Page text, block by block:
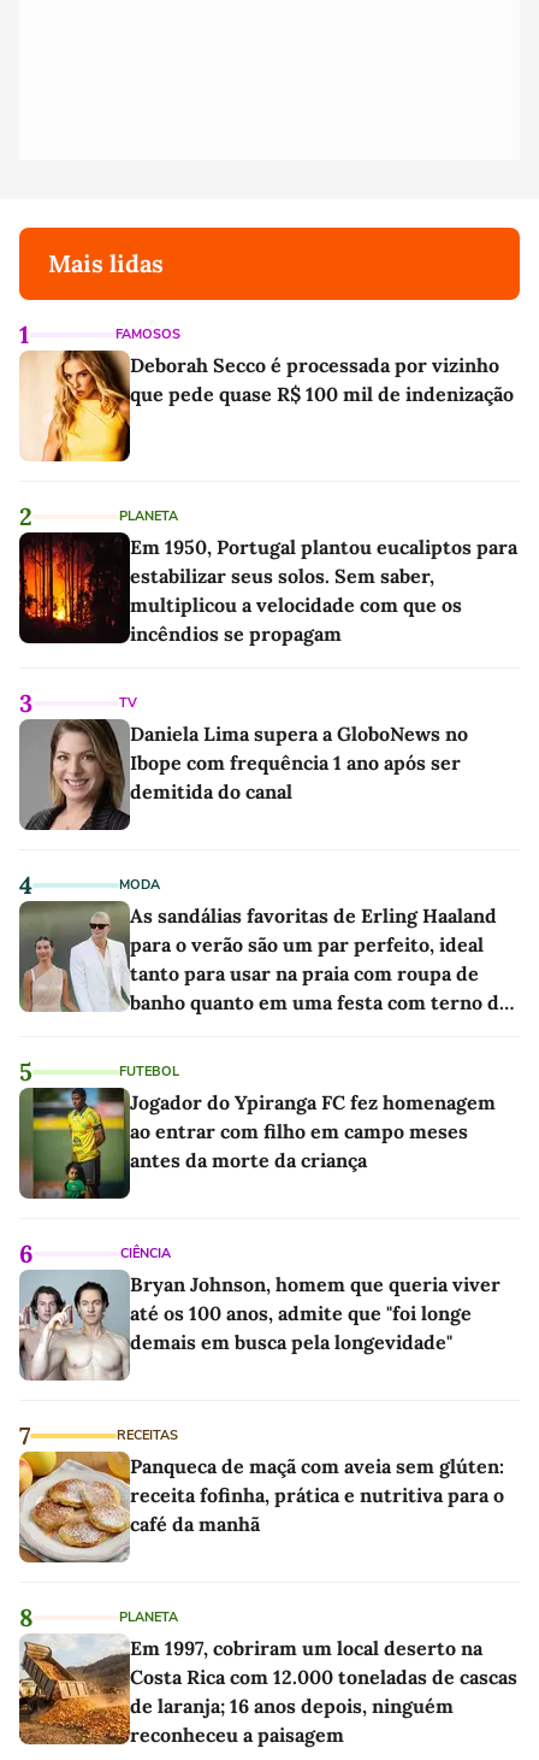
Mais lidas
1 FAMOSOS
Deborah Secco é processada por vizinho
que pede quase R$ 100 mil de indenização
2 PLANETA
Em 1950, Portugal plantou eucaliptos para
estabilizar seus solos. Sem saber,
multiplicou a velocidade com que os
incêndios se propagam
3 TV
Daniela Lima supera a GloboNews no
Ibope com frequência 1 ano após ser
demitida do canal
4 MODA
As sandálias favoritas de Erling Haaland
para o verão são um par perfeito, ideal
tanto para usar na praia com roupa de
banho quanto em uma festa com terno de
5 FUTEBOL
Jogador do Ypiranga FC fez homenagem
ao entrar com filho em campo meses
antes da morte da criança
6 CIÊNCIA
Bryan Johnson, homem que queria viver
até os 100 anos, admite que "foi longe
demais em busca pela longevidade"
7 RECEITAS
Panqueca de maçã com aveia sem glúten:
receita fofinha, prática e nutritiva para o
café da manhã
8 PLANETA
Em 1997, cobriram um local deserto na
Costa Rica com 12.000 toneladas de cascas
de laranja; 16 anos depois, ninguém
reconheceu a paisagem